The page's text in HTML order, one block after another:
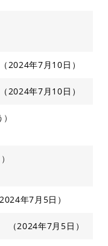
2024年7月10日
2024年7月10日
2024年7月5日
2024年7月5日